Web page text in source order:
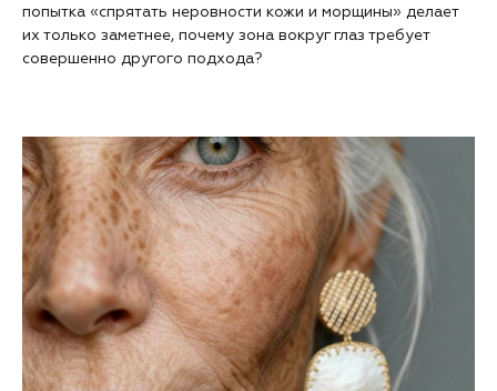
попытка «спрятать неровности кожи и морщины» делает
их только заметнее, почему зона вокруг глаз требует
совершенно другого подхода?